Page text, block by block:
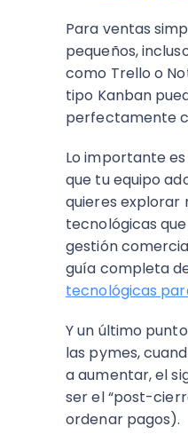
Para ventas
pequeños,
como Trello o
tipo Kanban
perfectamente
Lo importante
que tu equipo
quieres explorar
tecnológicas
gestión
guía completa
tecnológicas
Y un último
las pymes,
a aumentar, el
ser el “post-
ordenar pagos).